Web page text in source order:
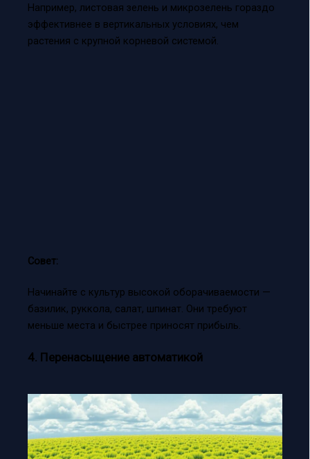
Например, листовая зелень и микрозелень гораздо
эффективнее в вертикальных условиях, чем
растения с крупной корневой системой.
Совет:
Начинайте с культур высокой оборачиваемости —
базилик, руккола, салат, шпинат. Они требуют
меньше места и быстрее приносят прибыль.
4. Перенасыщение автоматикой